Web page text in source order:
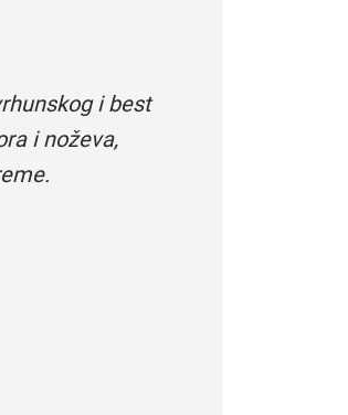
i best
i noževa,